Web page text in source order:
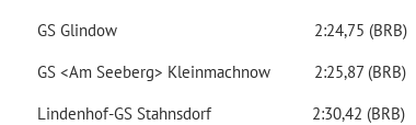
GS Glindow 2:24,75 (BRB)
GS <Am Seeberg> Kleinmachnow 2:25,87 (BRB)
Lindenhof-GS Stahnsdorf 2:30,42 (BRB)